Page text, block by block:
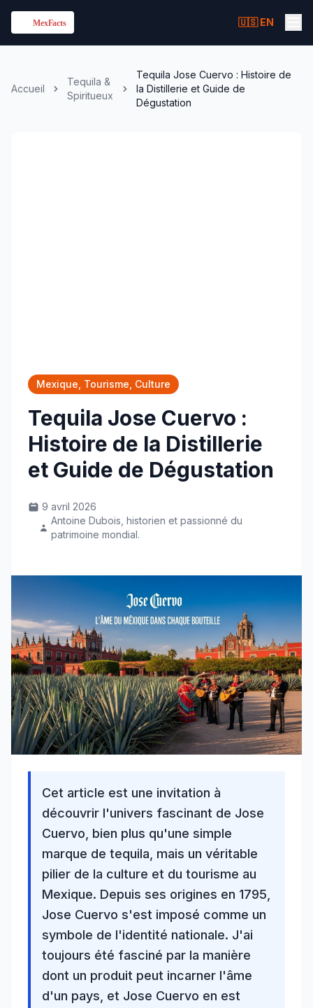
🇺🇸 EN
Accueil
Tequila &
Spiritueux
Tequila Jose Cuervo : Histoire de
la Distillerie et Guide de
Dégustation
Mexique, Tourisme, Culture
Tequila Jose Cuervo :
Histoire de la Distillerie
et Guide de Dégustation
9 avril 2026
Antoine Dubois, historien et passionné du
patrimoine mondial.
Cet article est une invitation à
découvrir l'univers fascinant de Jose
Cuervo, bien plus qu'une simple
marque de tequila, mais un véritable
pilier de la culture et du tourisme au
Mexique. Depuis ses origines en 1795,
Jose Cuervo s'est imposé comme un
symbole de l'identité nationale. J'ai
toujours été fasciné par la manière
dont un produit peut incarner l'âme
d'un pays, et Jose Cuervo en est